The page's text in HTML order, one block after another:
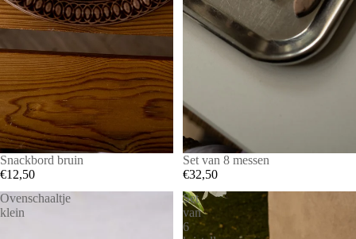
Snackbord bruin
€12,50
Set van 8 messen
€32,50
Ovenschaaltje
klein
Set
van
6